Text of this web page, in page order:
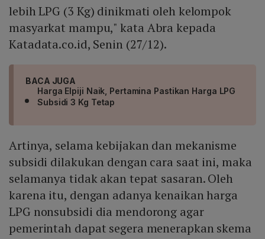
lebih LPG (3 Kg) dinikmati oleh kelompok
masyarkat mampu," kata Abra kepada
Katadata.co.id, Senin (27/12).
BACA JUGA
Harga Elpiji Naik, Pertamina Pastikan Harga LPG
Subsidi 3 Kg Tetap
Artinya, selama kebijakan dan mekanisme
subsidi dilakukan dengan cara saat ini, maka
selamanya tidak akan tepat sasaran. Oleh
karena itu, dengan adanya kenaikan harga
LPG nonsubsidi dia mendorong agar
pemerintah dapat segera menerapkan skema